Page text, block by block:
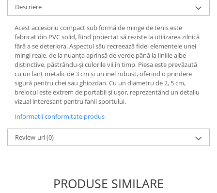
Descriere
Acest accesoriu compact sub formă de minge de tenis este
fabricat din PVC solid, fiind proiectat să reziste la utilizarea zilnică
fără a se deteriora. Aspectul său recreează fidel elementele unei
mingi reale, de la nuanța aprinsă de verde până la liniile albe
distinctive, păstrându-și culorile vii în timp. Piesa este prevăzută
cu un lanț metalic de 3 cm și un inel robust, oferind o prindere
sigură pentru chei sau ghiozdan. Cu un diametru de 2, 5 cm,
brelocul este extrem de portabil și ușor, reprezentând un detaliu
vizual interesant pentru fanii sportului.
Informatii conformitate produs
Review-uri(0)
PRODUSE SIMILARE